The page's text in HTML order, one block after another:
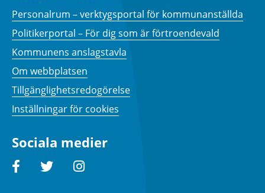
Personalrum – verktygsportal för kommunanställda
Politikerportal – För dig som är förtroendevald
Kommunens anslagstavla
Om webbplatsen
Tillgänglighetsredogörelse
Inställningar för cookies
Sociala medier
FacebookTwitterInstagram